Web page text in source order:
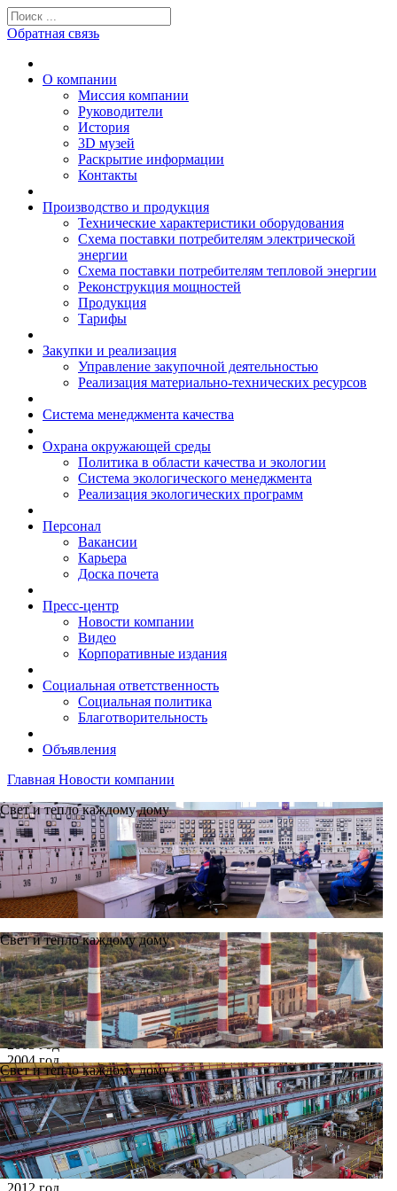
Обратная связь
О компании
Миссия компании
Руководители
История
3D музей
Раскрытие информации
Контакты
Производство и продукция
Технические характеристики оборудования
Схема поставки потребителям электрической
энергии
Схема поставки потребителям тепловой энергии
Реконструкция мощностей
Продукция
Тарифы
Закупки и реализация
Управление закупочной деятельностью
Реализация материально-технических ресурсов
Система менеджмента качества
Охрана окружающей среды
Политика в области качества и экологии
Система экологического менеджмента
Реализация экологических программ
Персонал
Вакансии
Карьера
Доска почета
Пресс-центр
Новости компании
Видео
Корпоративные издания
Социальная ответственность
Социальная политика
Благотворительность
Объявления
Главная Новости компании
Свет и тепло каждому дому
Свет и тепло каждому дому
Свет и тепло каждому дому
Новости
Архив
Все годы
2002 год
2003 год
2004 год
2005 год
2006 год
2007 год
2008 год
2009 год
2010 год
2011 год
2012 год